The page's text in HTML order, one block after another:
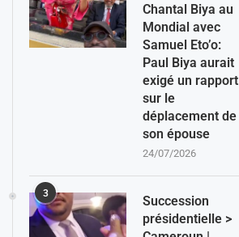
Chantal Biya au
Mondial avec
Samuel Eto’o:
Paul Biya aurait
exigé un rapport
sur le
déplacement de
son épouse
24/07/2026
3
Succession
présidentielle >